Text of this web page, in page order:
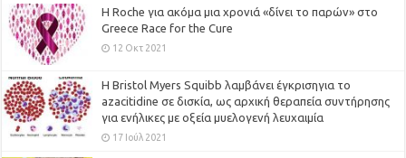
H Roche για ακόμα μια χρονιά «δίνει το παρών» στο
Greece Race for the Cure
12 Οκτ 2021
Η Bristol Myers Squibb λαμβάνει έγκρισηγια το
azacitidine σε δισκία, ως αρχική θεραπεία συντήρησης
για ενήλικες με οξεία μυελογενή λευχαιμία
17 Ιούλ 2021